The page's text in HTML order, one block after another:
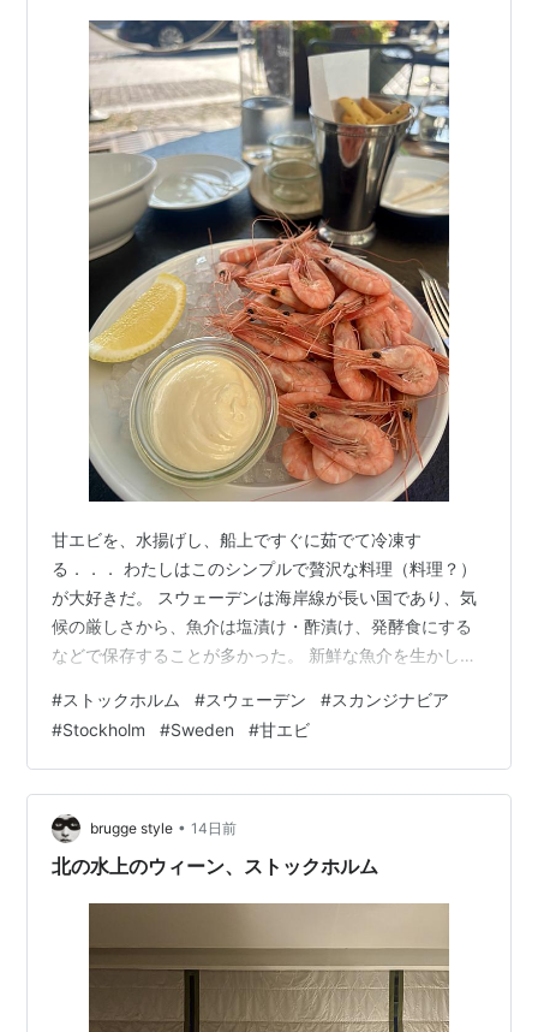
甘エビを、水揚げし、船上ですぐに茹でて冷凍す
る．．． わたしはこのシンプルで贅沢な料理（料理？）
が大好きだ。 スウェーデンは海岸線が長い国であり、気
候の厳しさから、魚介は塩漬け・酢漬け、発酵食にする
などで保存することが多かった。 新鮮な魚介を生かした
とも言える。 こちらの写真は、和食をスウェーデンの食
材で再解釈する一つ星店「Dashi（出汁）」で、漬けにさ
れて出てきた甘エビ．．． わさびはおろしたて。 シェフ
によると、スウェーデンでは意外にも甘エビは生で流通
しないんだそう。 あら、もったいない。 これから流行る
かも．．． こちらはイクラ．．．と…
#ストックホルム #スウェーデン #スカンジナビア
#Stockholm #Sweden #甘エビ
brugge style • 14日前
北の水上のウィーン、ストックホルム